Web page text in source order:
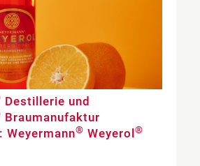
Destillerie und
Braumanufaktur
Weyermann® Weyerol ®